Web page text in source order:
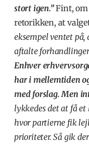
stort igen.”Fint, om
retorikken, at
eksempel ventet
aftalte
Enhver
har i mellemtiden
med forslag. Men
lykkedes det at få
hvor partierne fik
prioriteter. Så gik